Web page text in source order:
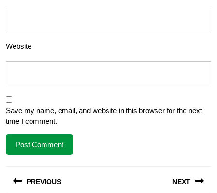
Website
Save my name, email, and website in this browser for the next
time I comment.
navigation
PREVIOUS NEXT